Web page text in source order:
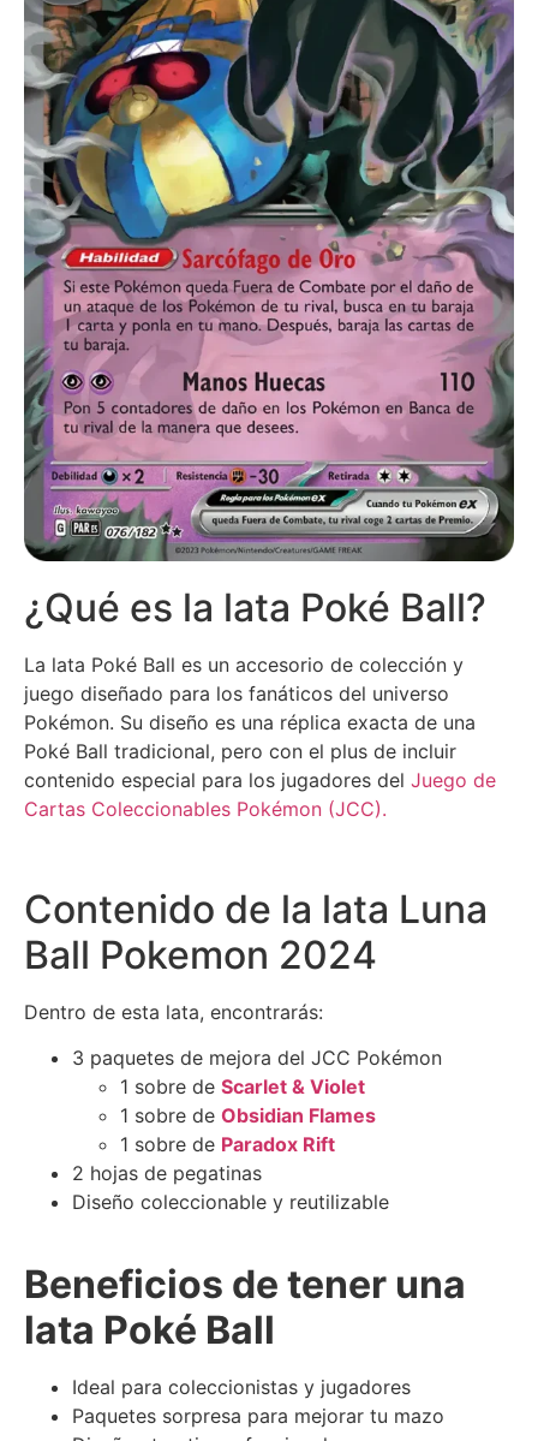
¿Qué es la lata Poké Ball?
La lata Poké Ball es un accesorio de colección y
juego diseñado para los fanáticos del universo
Pokémon. Su diseño es una réplica exacta de una
Poké Ball tradicional, pero con el plus de incluir
contenido especial para los jugadores del Juego de
Cartas Coleccionables Pokémon (JCC).
Contenido de la lata Luna
Ball Pokemon 2024
Dentro de esta lata, encontrarás:
3 paquetes de mejora del JCC Pokémon
1 sobre de Scarlet & Violet
1 sobre de Obsidian Flames
1 sobre de Paradox Rift
2 hojas de pegatinas
Diseño coleccionable y reutilizable
Beneficios de tener una
lata Poké Ball
Ideal para coleccionistas y jugadores
Paquetes sorpresa para mejorar tu mazo